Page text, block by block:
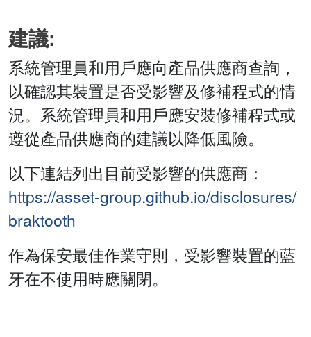
建議:
系統管理員和用戶應向產品供應商查詢，
以確認其裝置是否受影響及修補程式的情
況。系統管理員和用戶應安裝修補程式或
遵從產品供應商的建議以降低風險。
以下連結列出目前受影響的供應商：
https://asset-group.github.io/disclosures/
braktooth
作為保安最佳作業守則，受影響裝置的藍
牙在不使用時應關閉。